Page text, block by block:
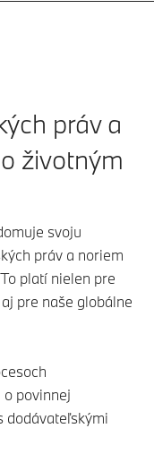
práv a
životným
svoju
práv a noriem
platí nielen pre
pre naše globálne
povinnej
dodávateľskými